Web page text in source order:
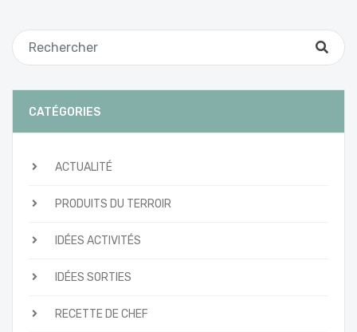
CATÉGORIES
ACTUALITÉ
PRODUITS DU TERROIR
IDÉES ACTIVITÉS
IDÉES SORTIES
RECETTE DE CHEF